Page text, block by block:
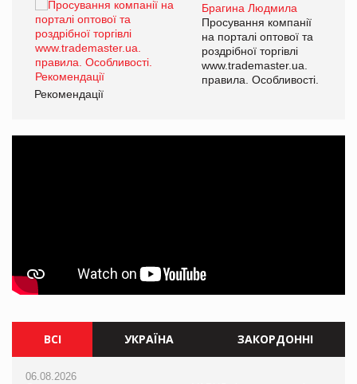
Брагина Людмила
Просування компанії
на порталі оптової та
роздрібної торгівлі
www.trademaster.ua.
правила. Особливості.
Рекомендації
ВСІ УКРАЇНА ЗАКОРДОННІ
06.08.2026
06.08.2026
06.08.2026